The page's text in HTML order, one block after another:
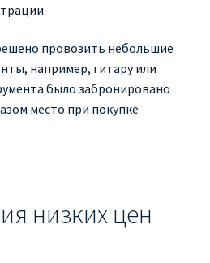
провозить небольшие
например, гитару или
было забронировано
место при покупке
низких цен